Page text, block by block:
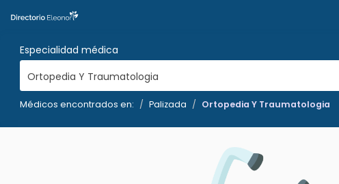
Especialidad médica
Ortopedia Y Traumatologia
Médicos encontrados en: Palizada Ortopedia Y Traumatologia